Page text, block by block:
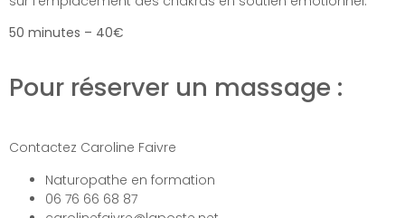
50 minutes – 40€
Pour réserver un massage :
Contactez Caroline Faivre
Naturopathe en formation
06 76 66 68 87